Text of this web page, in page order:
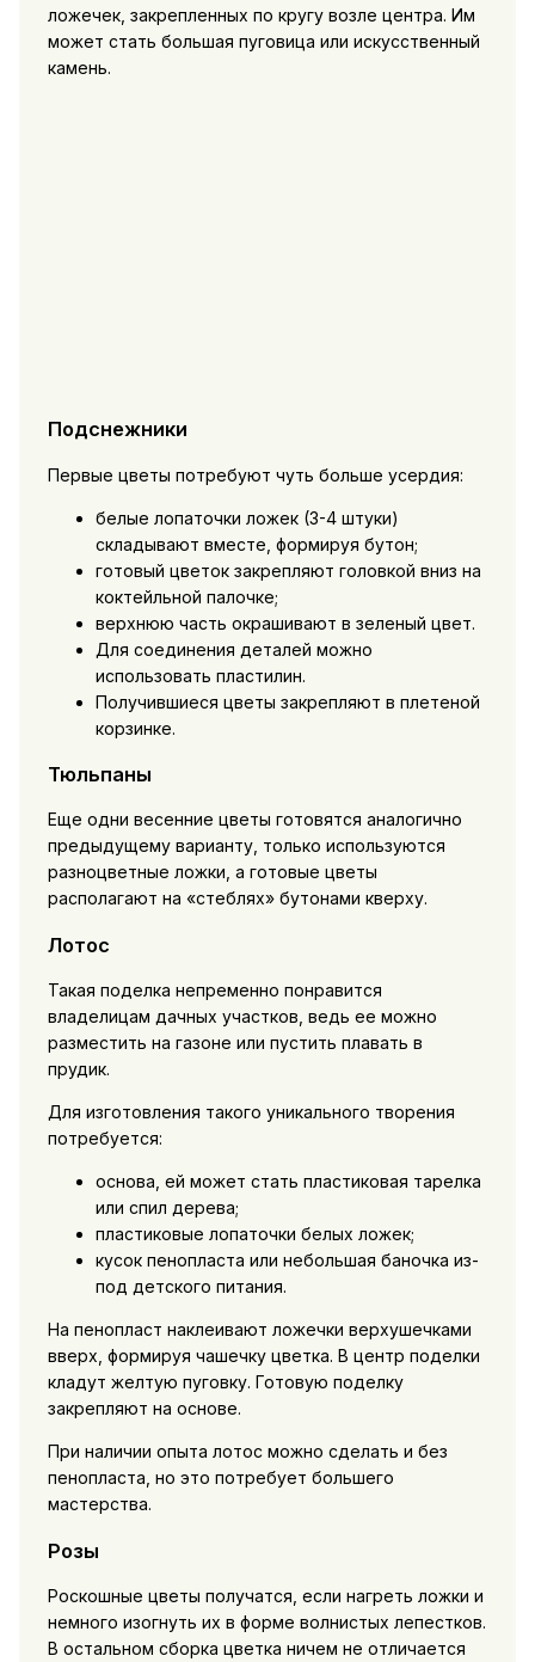
ложечек, закрепленных по кругу возле центра. Им
может стать большая пуговица или искусственный
камень.
Подснежники
Первые цветы потребуют чуть больше усердия:
белые лопаточки ложек (3-4 штуки)
складывают вместе, формируя бутон;
готовый цветок закрепляют головкой вниз на
коктейльной палочке;
верхнюю часть окрашивают в зеленый цвет.
Для соединения деталей можно
использовать пластилин.
Получившиеся цветы закрепляют в плетеной
корзинке.
Тюльпаны
Еще одни весенние цветы готовятся аналогично
предыдущему варианту, только используются
разноцветные ложки, а готовые цветы
располагают на «стеблях» бутонами кверху.
Лотос
Такая поделка непременно понравится
владелицам дачных участков, ведь ее можно
разместить на газоне или пустить плавать в
прудик.
Для изготовления такого уникального творения
потребуется:
основа, ей может стать пластиковая тарелка
или спил дерева;
пластиковые лопаточки белых ложек;
кусок пенопласта или небольшая баночка из-
под детского питания.
На пенопласт наклеивают ложечки верхушечками
вверх, формируя чашечку цветка. В центр поделки
кладут желтую пуговку. Готовую поделку
закрепляют на основе.
При наличии опыта лотос можно сделать и без
пенопласта, но это потребует большего
мастерства.
Розы
Роскошные цветы получатся, если нагреть ложки и
немного изогнуть их в форме волнистых лепестков.
В остальном сборка цветка ничем не отличается